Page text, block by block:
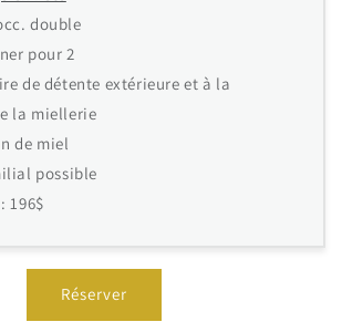
double
pour 2
de détente extérieure et à la
la miellerie
de miel
possible
196$
Réserver